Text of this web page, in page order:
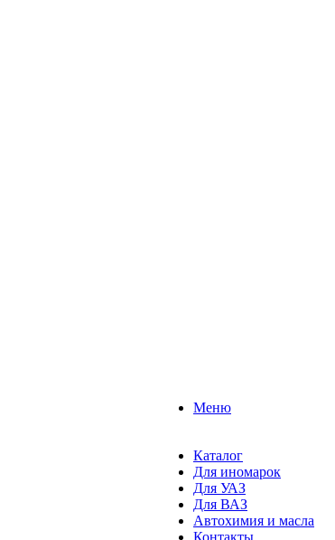
Меню
Каталог
Для иномарок
Для УАЗ
Для ВАЗ
Автохимия и масла
Контакты